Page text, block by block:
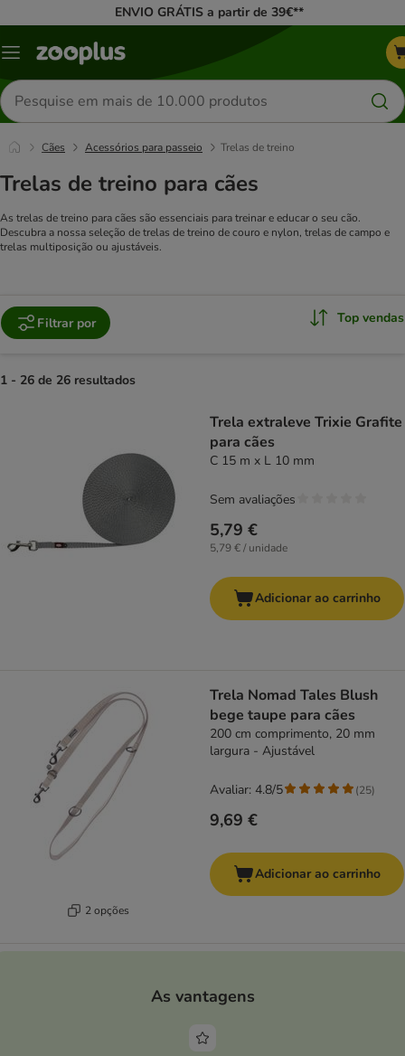
ENVIO GRÁTIS a partir de 39€**
Menu
Pesquisar
produtos
Cães Acessórios para passeio Trelas de treino
Trelas de treino para cães
As trelas de treino para cães são essenciais para treinar e educar o seu cão.
Descubra a nossa seleção de trelas de treino de couro e nylon, trelas de campo e
trelas multiposição ou ajustáveis.
Filtrar por Top vendas
1 - 26 de 26 resultados
Trela extraleve Trixie Grafite
para cães
C 15 m x L 10 mm
5,79 €
5,79 € / unidade
Sem avaliações
Adicionar ao carrinho
2 opções
Trela Nomad Tales Blush
bege taupe para cães
200 cm comprimento, 20 mm
largura - Ajustável
9,69 €
Avaliar: 4.8/5 (25)
Adicionar ao carrinho
As vantagens